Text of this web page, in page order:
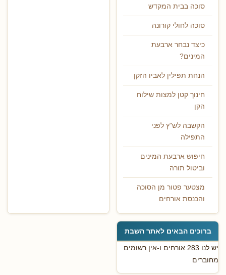
סוכה בבית המקדש
סוכה לחולי קורונה
כיצד נבחר ארבעת
המינים?
הנחת תפילין לאביו הזקן
חינוך קטן למצות שילוח
הקן
הקשבה לש"ץ לפני
התפילה
חיפוש ארבעת המינים
וביטול תורה
מצטער פטור מן הסוכה
והכנסת אורחים
ברוכים הבאים לאתר השבת
יש לנו 283 אורחים ו-אין רשומים
מחוברים